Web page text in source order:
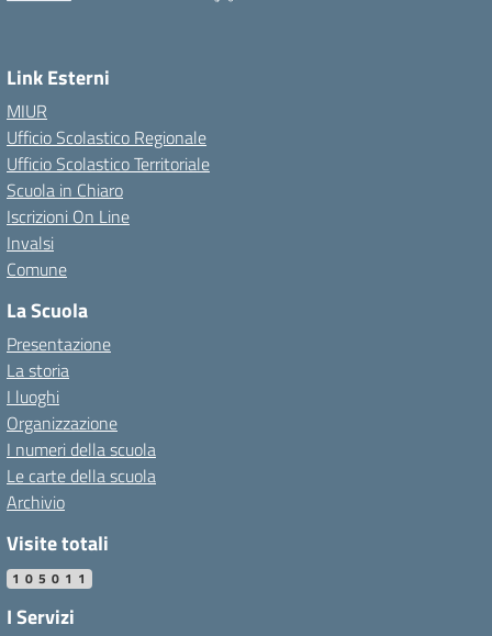
Link Esterni
MIUR
Ufficio Scolastico Regionale
Ufficio Scolastico Territoriale
Scuola in Chiaro
Iscrizioni On Line
Invalsi
Comune
La Scuola
Presentazione
La storia
I luoghi
Organizzazione
I numeri della scuola
Le carte della scuola
Archivio
Visite totali
105011
I Servizi